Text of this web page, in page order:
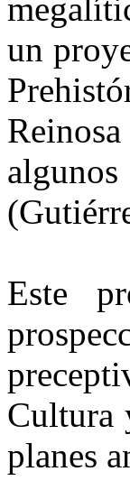
un
Este
Cultura
planes